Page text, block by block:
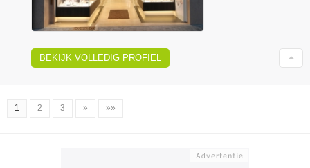
BEKIJK VOLLEDIG PROFIEL
1 2 3 » »»